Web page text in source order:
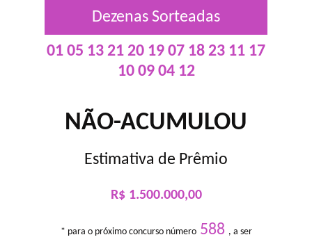
Dezenas Sorteadas
01 05 13 21 20 19 07 18 23 11 17
10 09 04 12
NÃO-ACUMULOU
Estimativa de Prêmio
R$ 1.500.000,00
* para o próximo concurso número588 , a ser